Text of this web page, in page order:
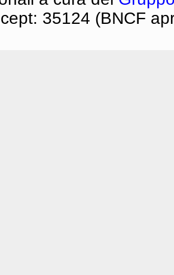
35124 (BNCF